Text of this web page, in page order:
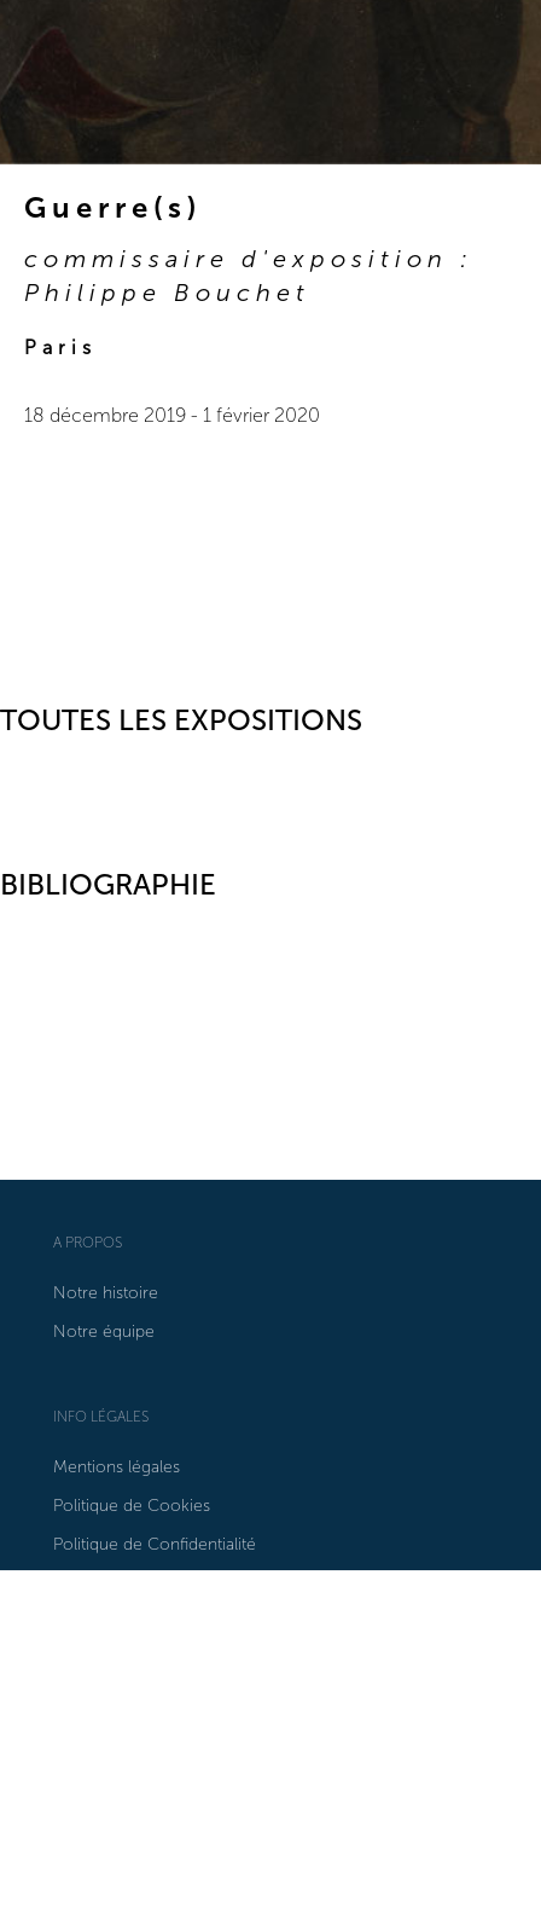
Guerre(s)
commissaire d'exposition :
Philippe Bouchet
Paris
18 décembre 2019 - 1 février 2020
TOUTES LES EXPOSITIONS
BIBLIOGRAPHIE
A PROPOS
Notre histoire
Notre équipe
INFO LÉGALES
Mentions légales
Politique de Cookies
Politique de Confidentialité